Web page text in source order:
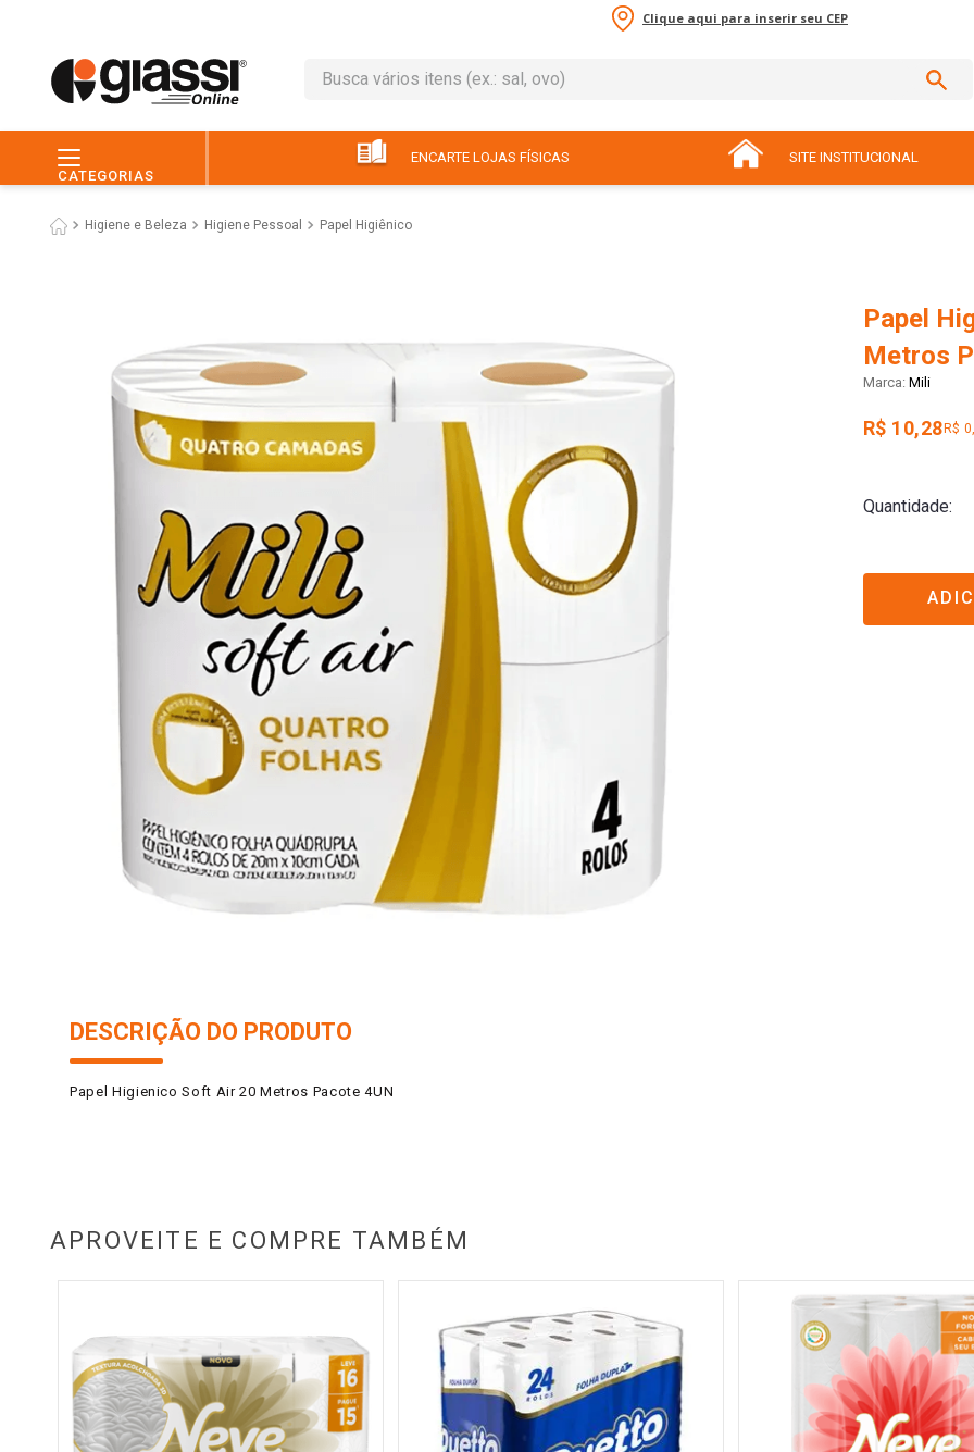
Clique aqui para inserir seu CEP
Busca vários itens (ex.: sal, ovo)
CATEGORIAS
ENCARTE LOJAS FÍSICAS SITE INSTITUCIONAL
Higiene e Beleza Higiene Pessoal Papel Higiênico
Papel
Metros
Mili
R$ 10,28R$
Quantidade
DESCRIÇÃO DO PRODUTO
Papel Higienico Soft Air 20 Metros Pacote 4UN
APROVEITE E COMPRE TAMBÉM
leite
3º queijo
6º chocolate
8º iogurte
9 º macarrão